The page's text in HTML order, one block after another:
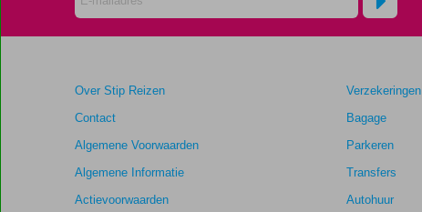
klanten
in
VIK
Arena
Blanca
Over Stip Reizen
Contact
Algemene Voorwaarden
Algemene Informatie
Actievoorwaarden
Verzekeringen
Bagage
Parkeren
Transfers
Autohuur